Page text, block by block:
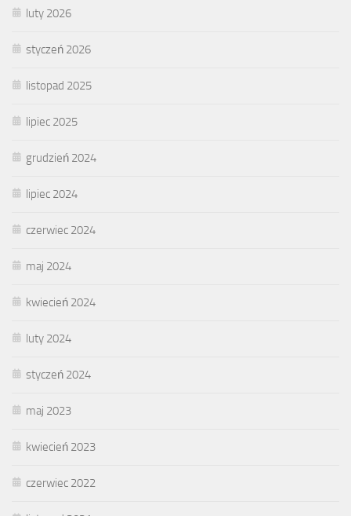
luty 2026
styczeń 2026
listopad 2025
lipiec 2025
grudzień 2024
lipiec 2024
czerwiec 2024
maj 2024
kwiecień 2024
luty 2024
styczeń 2024
maj 2023
kwiecień 2023
czerwiec 2022